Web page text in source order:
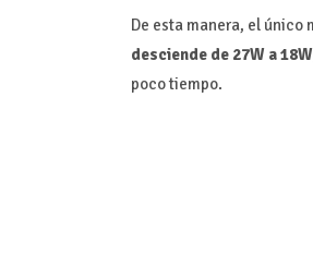
De esta manera, el único
desciende de 27W a 18W
poco tiempo.